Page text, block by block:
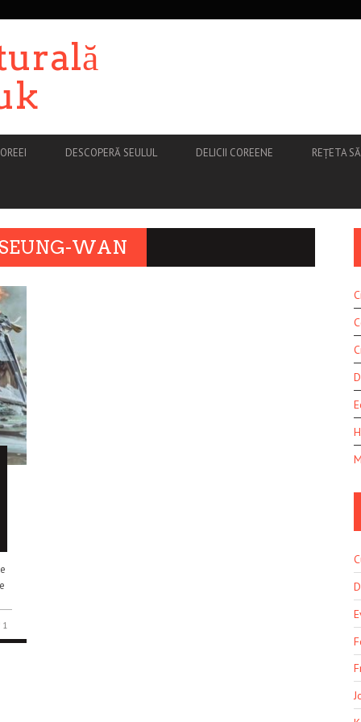
DESCOPERĂ SEULUL DELICII COREENE REȚETA
WAN
1